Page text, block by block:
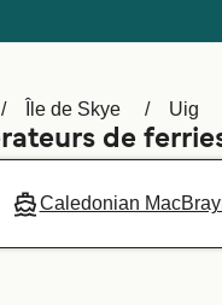
Île de Skye Uig
de
Caledonian